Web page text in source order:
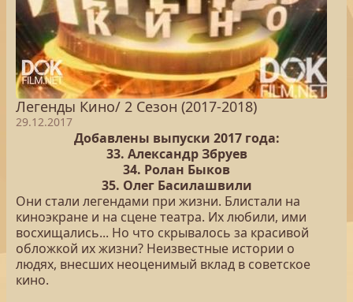
Легенды Кино/ 2 Сезон (2017-2018)
29.12.2017
Добавлены выпуски 2017 года:
33. Александр Збруев
34. Ролан Быков
35. Олег Басилашвили
Они стали легендами при жизни. Блистали на
киноэкране и на сцене театра. Их любили, ими
восхищались... Но что скрывалось за красивой
обложкой их жизни? Неизвестные истории о
людях, внесших неоценимый вклад в советское
кино.